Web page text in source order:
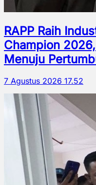
RAPP Raih
Champion
Menuju
7 Agustus 2026 17.52